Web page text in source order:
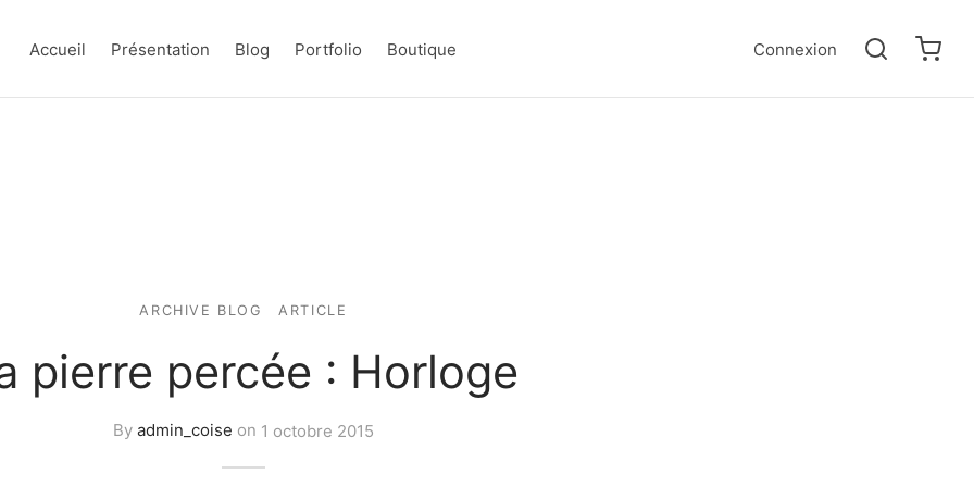
Accueil Présentation Blog Portfolio Boutique Connexion
ARCHIVE BLOG ARTICLE
pierre percée : Horloge
By admin_coise on 1 octobre 2015